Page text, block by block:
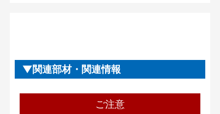
関連部材・関連情報
ご注意